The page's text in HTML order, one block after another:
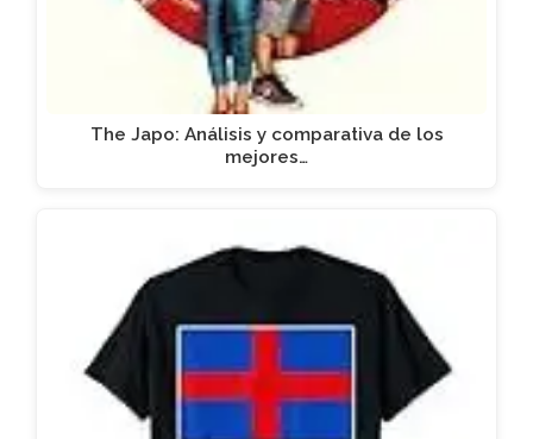
The Japo: Análisis y comparativa de los
mejores…